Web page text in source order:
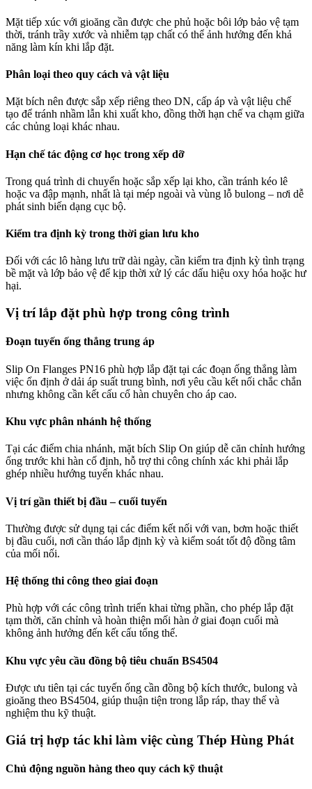
Mặt tiếp xúc với gioăng cần được che phủ hoặc bôi lớp bảo vệ tạm
thời, tránh trầy xước và nhiễm tạp chất có thể ảnh hưởng đến khả
năng làm kín khi lắp đặt.
Phân loại theo quy cách và vật liệu
Mặt bích nên được sắp xếp riêng theo DN, cấp áp và vật liệu chế
tạo để tránh nhầm lẫn khi xuất kho, đồng thời hạn chế va chạm giữa
các chủng loại khác nhau.
Hạn chế tác động cơ học trong xếp dỡ
Trong quá trình di chuyển hoặc sắp xếp lại kho, cần tránh kéo lê
hoặc va đập mạnh, nhất là tại mép ngoài và vùng lỗ bulong – nơi dễ
phát sinh biến dạng cục bộ.
Kiểm tra định kỳ trong thời gian lưu kho
Đối với các lô hàng lưu trữ dài ngày, cần kiểm tra định kỳ tình trạng
bề mặt và lớp bảo vệ để kịp thời xử lý các dấu hiệu oxy hóa hoặc hư
hại.
Vị trí lắp đặt phù hợp trong công trình
Đoạn tuyến ống thẳng trung áp
Slip On Flanges PN16 phù hợp lắp đặt tại các đoạn ống thẳng làm
việc ổn định ở dải áp suất trung bình, nơi yêu cầu kết nối chắc chắn
nhưng không cần kết cấu cổ hàn chuyên cho áp cao.
Khu vực phân nhánh hệ thống
Tại các điểm chia nhánh, mặt bích Slip On giúp dễ căn chỉnh hướng
ống trước khi hàn cố định, hỗ trợ thi công chính xác khi phải lắp
ghép nhiều hướng tuyến khác nhau.
Vị trí gần thiết bị đầu – cuối tuyến
Thường được sử dụng tại các điểm kết nối với van, bơm hoặc thiết
bị đầu cuối, nơi cần tháo lắp định kỳ và kiểm soát tốt độ đồng tâm
của mối nối.
Hệ thống thi công theo giai đoạn
Phù hợp với các công trình triển khai từng phần, cho phép lắp đặt
tạm thời, căn chỉnh và hoàn thiện mối hàn ở giai đoạn cuối mà
không ảnh hưởng đến kết cấu tổng thể.
Khu vực yêu cầu đồng bộ tiêu chuẩn BS4504
Được ưu tiên tại các tuyến ống cần đồng bộ kích thước, bulong và
gioăng theo BS4504, giúp thuận tiện trong lắp ráp, thay thế và
nghiệm thu kỹ thuật.
Giá trị hợp tác khi làm việc cùng Thép Hùng Phát
Chủ động nguồn hàng theo quy cách kỹ thuật